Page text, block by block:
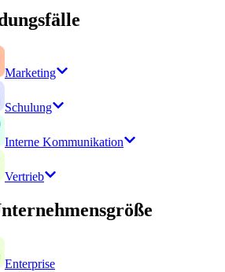
Marketing
Schulung
Interne Kommunikation
Vertrieb
Enterprise